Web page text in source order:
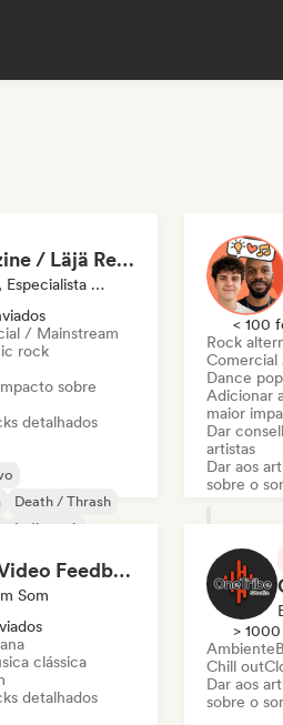
Fabio Mozine / Läjä Records
Influenciador, Especialista Em Som
/ Mainstream
rock
sobre
detalhados
Death / Thrash
Indie rock
< 100
Rock
Comercial
Dance pop
Adicionar
maior
Dar
artistas
Dar aos
sobre o
Gemodi - Video Feedback
Som
clássica
detalhados
>
Ambiente
Chill out
Dar aos
sobre o